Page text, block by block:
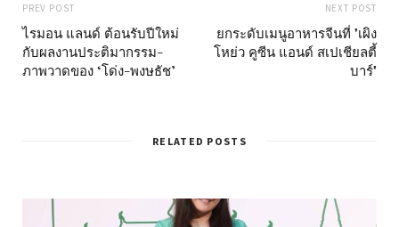
PREV POST
ไรมอน แลนด์ ต้อนรับปีใหม่
กับผลงานประติมากรรม-
ภาพวาดของ ‘โด่ง-พงษธัช’
NEXT POST
ยกระดับเมนูอาหารจีนที่ "เผิง
โหย่ว คูซีน แอนด์ สเปเชียลตี้
บาร์"
RELATED POSTS